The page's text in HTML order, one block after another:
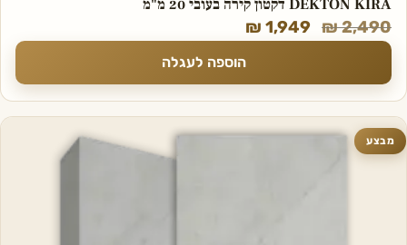
DEKTON KIRA דקטון קירה בעובי 20 מ"מ
₪2,490
₪ 1,949
הוספה לעגלה
מבצע